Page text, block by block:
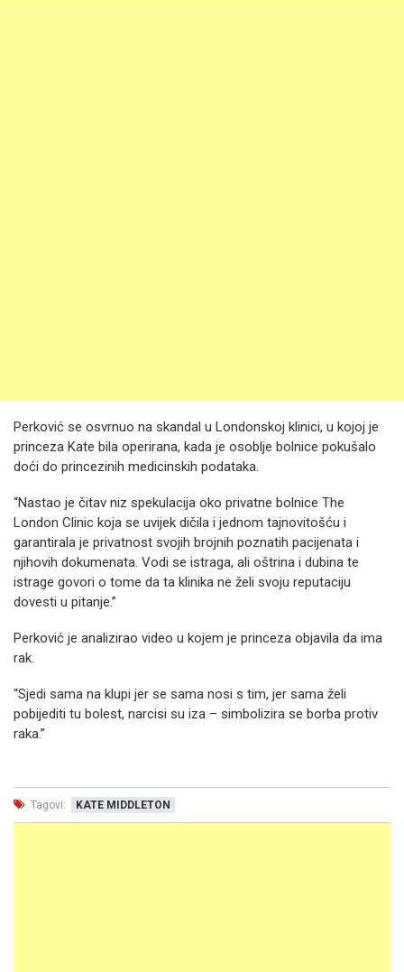
Perković se osvrnuo na skandal u Londonskoj klinici, u kojoj je
princeza Kate bila operirana, kada je osoblje bolnice pokušalo
doći do princezinih medicinskih podataka.
“Nastao je čitav niz spekulacija oko privatne bolnice The
London Clinic koja se uvijek dičila i jednom tajnovitošću i
garantirala je privatnost svojih brojnih poznatih pacijenata i
njihovih dokumenata. Vodi se istraga, ali oštrina i dubina te
istrage govori o tome da ta klinika ne želi svoju reputaciju
dovesti u pitanje.”
Perković je analizirao video u kojem je princeza objavila da ima
rak.
“Sjedi sama na klupi jer se sama nosi s tim, jer sama želi
pobijediti tu bolest, narcisi su iza – simbolizira se borba protiv
raka.”
Tagovi: KATE MIDDLETON